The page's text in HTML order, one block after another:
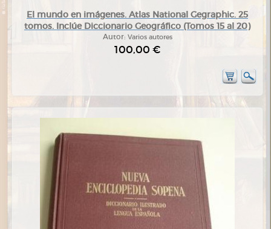
El mundo en imágenes. Atlas National Gegraphic. 25
tomos. Inclúe Diccionario Geográfico (Tomos 15 al 20)
Autor: Varios autores
100,00 €